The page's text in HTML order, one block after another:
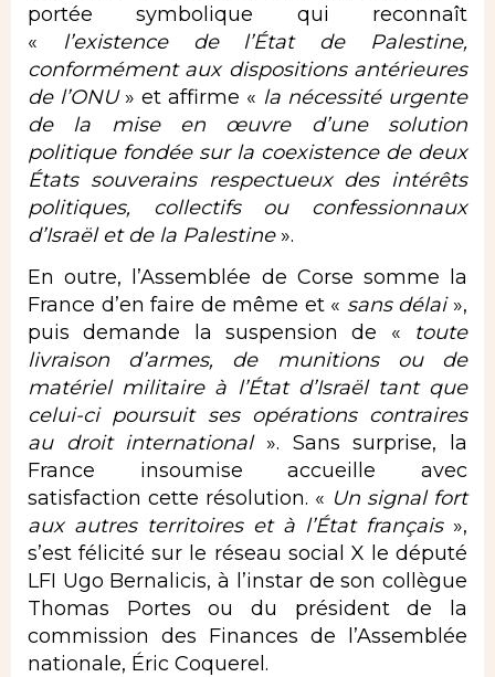
portée symbolique qui reconnaît
« l’existence de l’État de Palestine,
conformément aux dispositions antérieures
de l’ONU» et affirme « la nécessité urgente
de la mise en œuvre d’une solution
politique fondée sur la coexistence de deux
États souverains respectueux des intérêts
politiques, collectifs ou confessionnaux
d’Israël et de la Palestine».
En outre, l’Assemblée de Corse somme la
France d’en faire de même et « sans délai »,
puis demande la suspension de « toute
livraison d’armes, de munitions ou de
matériel militaire à l’État d’Israël tant que
celui-ci poursuit ses opérations contraires
au droit international». Sans surprise, la
France insoumise accueille avec
satisfaction cette résolution. « Un signal fort
aux autres territoires et à l’État français»,
s’est félicité sur le réseau social X le député
LFI Ugo Bernalicis, à l’instar de son collègue
Thomas Portes ou du président de la
commission des Finances de l’Assemblée
nationale, Éric Coquerel.